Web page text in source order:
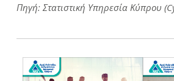
Πηγή: Στατιστική Υπηρεσία Κύπρου